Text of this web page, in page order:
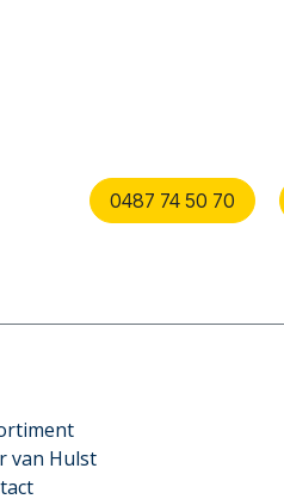
0487 74 50 70
van Hulst